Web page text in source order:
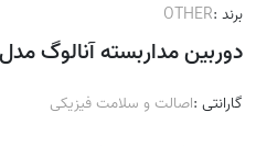
برند :OTHER
دوربین مداربسته آنالوگ مدل CCV12025
گارانتی :اصالت و سلامت فیزیکی